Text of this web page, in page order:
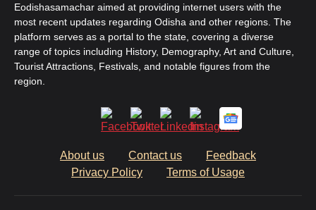
Eodishasamachar aimed at providing internet users with the
most recent updates regarding Odisha and other regions. The
platform serves as a portal to the state, covering a diverse
range of topics including History, Demography, Art and Culture,
Tourist Attractions, Festivals, and notable figures from the
region.
About us Contact us
Feedback
Privacy Policy
Terms of Usage